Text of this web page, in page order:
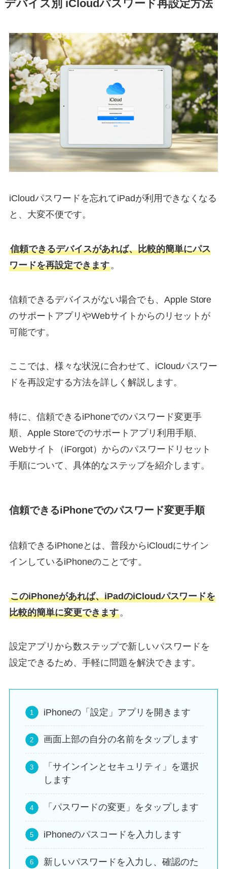
デバイス別 iCloudパスワード再設定方法
iCloudパスワードを忘れてiPadが利用できなくなる
と、大変不便です。
信頼できるデバイスがあれば、比較的簡単にパス
ワードを再設定できます。
信頼できるデバイスがない場合でも、Apple Store
のサポートアプリやWebサイトからのリセットが
可能です。
ここでは、様々な状況に合わせて、iCloudパスワー
ドを再設定する方法を詳しく解説します。
特に、信頼できるiPhoneでのパスワード変更手
順、Apple Storeでのサポートアプリ利用手順、
Webサイト（iForgot）からのパスワードリセット
手順について、具体的なステップを紹介します。
信頼できるiPhoneでのパスワード変更手順
信頼できるiPhoneとは、普段からiCloudにサイン
インしているiPhoneのことです。
このiPhoneがあれば、iPadのiCloudパスワードを
比較的簡単に変更できます。
設定アプリから数ステップで新しいパスワードを
設定できるため、手軽に問題を解決できます。
iPhoneの「設定」アプリを開きます
画面上部の自分の名前をタップします
「サインインとセキュリティ」を選択
します
「パスワードの変更」をタップします
iPhoneのパスコードを入力します
新しいパスワードを入力し、確認のた